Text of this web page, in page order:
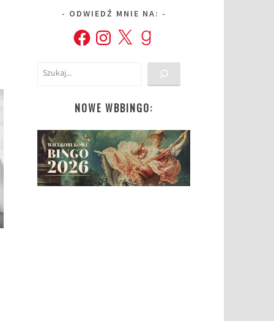
ODWIEDŹ MNIE NA:
FacebookInstagram
X Goodreads
Szukaj
NOWE WBBINGO: